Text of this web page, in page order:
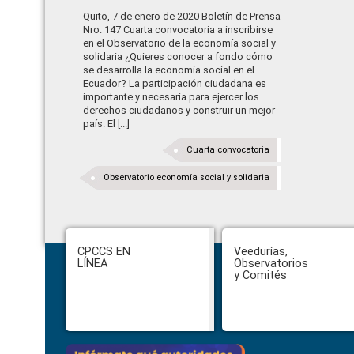
Quito, 7 de enero de 2020 Boletín de Prensa
Nro. 147 Cuarta convocatoria a inscribirse
en el Observatorio de la economía social y
solidaria ¿Quieres conocer a fondo cómo
se desarrolla la economía social en el
Ecuador? La participación ciudadana es
importante y necesaria para ejercer los
derechos ciudadanos y construir un mejor
país. El [...]
Cuarta convocatoria
Observatorio economía social y solidaria
Footer
CPCCS EN
LÍNEA
Veedurías,
Observatorios
y Comités